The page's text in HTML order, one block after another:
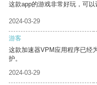
这款app的游戏非常好玩，可以
2024-03-29
游客
这款加速器VPM应用程序已经
护。
2024-03-29